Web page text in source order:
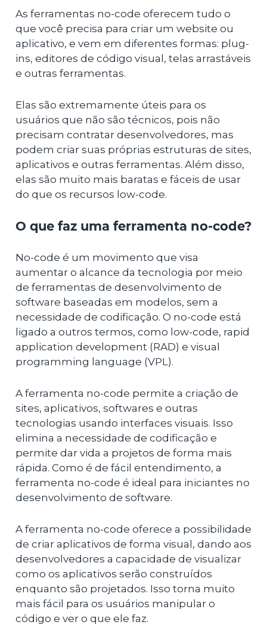
As ferramentas no-code oferecem tudo o
que você precisa para criar um website ou
aplicativo, e vem em diferentes formas: plug-
ins, editores de código visual, telas arrastáveis
e outras ferramentas.
Elas são extremamente úteis para os
usuários que não são técnicos, pois não
precisam contratar desenvolvedores, mas
podem criar suas próprias estruturas de sites,
aplicativos e outras ferramentas. Além disso,
elas são muito mais baratas e fáceis de usar
do que os recursos low-code.
O que faz uma ferramenta no-code?
No-code é um movimento que visa
aumentar o alcance da tecnologia por meio
de ferramentas de desenvolvimento de
software baseadas em modelos, sem a
necessidade de codificação. O no-code está
ligado a outros termos, como low-code, rapid
application development (RAD) e visual
programming language (VPL).
A ferramenta no-code permite a criação de
sites, aplicativos, softwares e outras
tecnologias usando interfaces visuais. Isso
elimina a necessidade de codificação e
permite dar vida a projetos de forma mais
rápida. Como é de fácil entendimento, a
ferramenta no-code é ideal para iniciantes no
desenvolvimento de software.
A ferramenta no-code oferece a possibilidade
de criar aplicativos de forma visual, dando aos
desenvolvedores a capacidade de visualizar
como os aplicativos serão construídos
enquanto são projetados. Isso torna muito
mais fácil para os usuários manipular o
código e ver o que ele faz.